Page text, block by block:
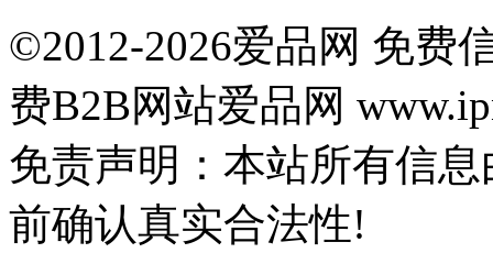
©2012-2026爱品网 免费
费B2B网站爱品网
免责声明：本站所有信
前确认真实合法性!